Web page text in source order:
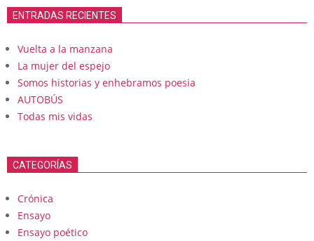
ENTRADAS RECIENTES
Vuelta a la manzana
La mujer del espejo
Somos historias y enhebramos poesia
AUTOBÚS
Todas mis vidas
CATEGORÍAS
Crónica
Ensayo
Ensayo poético